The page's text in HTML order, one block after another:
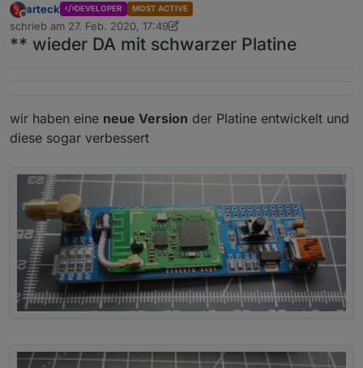
Offline
arteck DEVELOPER MOST ACTIVE
schrieb am 27. Feb. 2020, 17:49
zuletzt editiert von arteck
** wieder DA mit schwarzer Platine
wir haben eine neue Version der Platine entwickelt und
diese sogar verbessert